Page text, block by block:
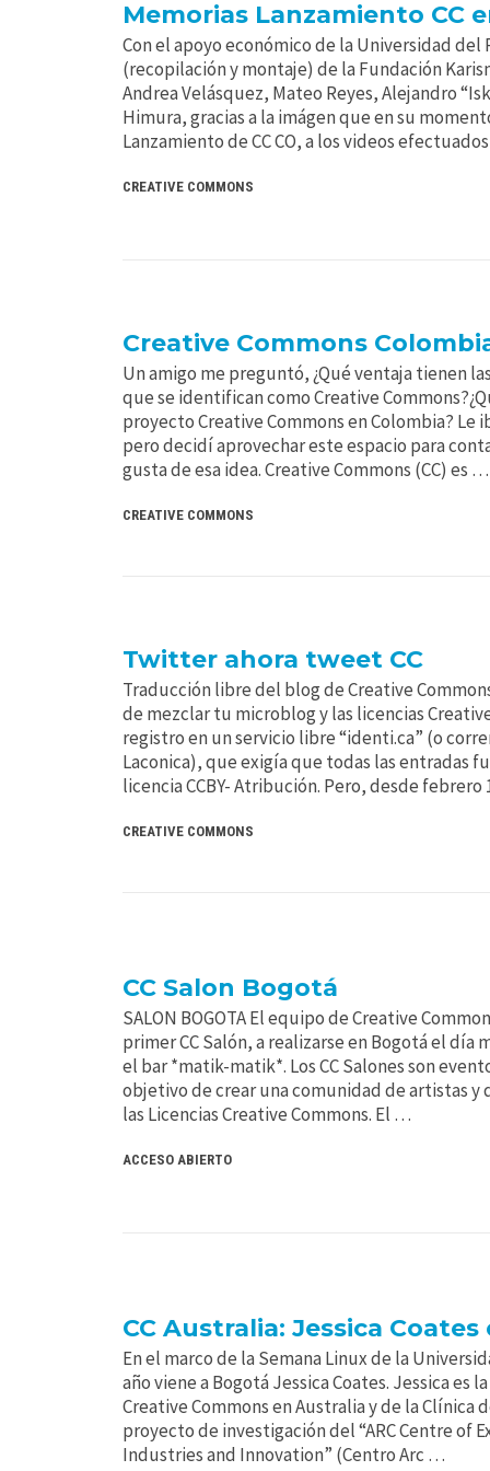
Memorias Lanzamiento CC
Con el apoyo económico de la Universidad
(recopilación y montaje) de la Fundación
Andrea Velásquez, Mateo Reyes, Alejandro
Himura, gracias a la imágen que en su
Lanzamiento de CC CO, a los videos
CREATIVE COMMONS
Creative Commons
Un amigo me preguntó, ¿Qué ventaja tienen
que se identifican como Creative
proyecto Creative Commons en Colombia? Le
pero decidí aprovechar este espacio para
gusta de esa idea. Creative Commons (CC) es …
CREATIVE COMMONS
Twitter ahora tweet CC
Traducción libre del blog de Creative
de mezclar tu microblog y las licencias
registro en un servicio libre “identi.ca” (o
Laconica), que exigía que todas las entradas
licencia CCBY- Atribución. Pero, desde febrero
CREATIVE COMMONS
CC Salon Bogotá
SALON BOGOTA El equipo de Creative
primer CC Salón, a realizarse en Bogotá el día
el bar *matik-matik*. Los CC Salones son
objetivo de crear una comunidad de artistas
las Licencias Creative Commons. El …
ACCESO ABIERTO
CC Australia: Jessica
En el marco de la Semana Linux de la
año viene a Bogotá Jessica Coates. Jessica es
Creative Commons en Australia y de la Clínica
proyecto de investigación del “ARC Centre of
Industries and Innovation” (Centro Arc …